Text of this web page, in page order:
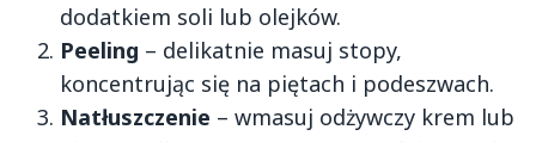
dodatkiem soli lub olejków.
Peeling – delikatnie masuj stopy,
koncentrując się na piętach i podeszwach.
Natłuszczenie – wmasuj odżywczy krem lub